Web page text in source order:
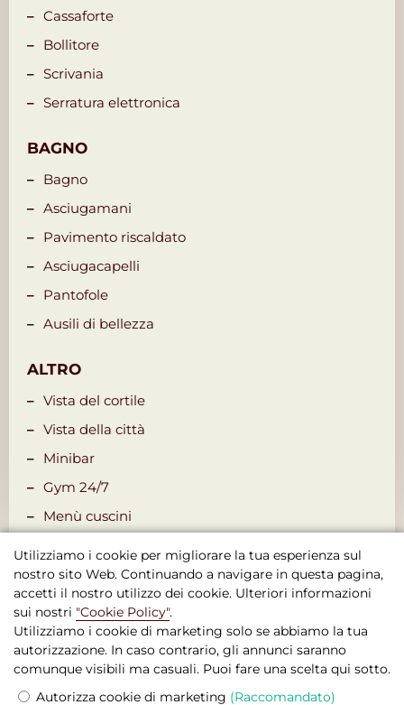
Cassaforte
Bollitore
Scrivania
Serratura elettronica
BAGNO
Bagno
Asciugamani
Pavimento riscaldato
Asciugacapelli
Pantofole
Ausili di bellezza
ALTRO
Vista del cortile
Vista della città
Minibar
Gym 24/7
Menù cuscini
Boutique Hotel Seven Days , Praga
Termini e Condizioni Legali
Utilizziamo i cookie per migliorare la tua esperienza sul
nostro sito Web. Continuando a navigare in questa pagina,
accetti il nostro utilizzo dei cookie. Ulteriori informazioni
sui nostri "Cookie Policy".
Utilizziamo i cookie di marketing solo se abbiamo la tua
autorizzazione. In caso contrario, gli annunci saranno
comunque visibili ma casuali. Puoi fare una scelta qui sotto.
Autorizza cookie di marketing (Raccomandato)